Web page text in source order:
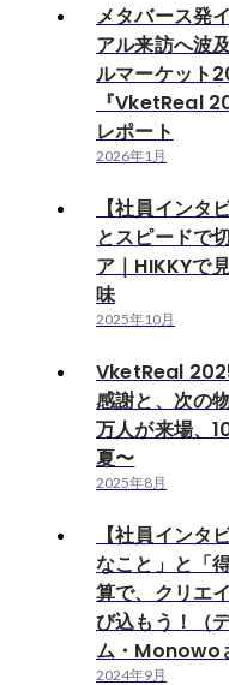
メタバース発
アル来訪へ波
ルマーケット
『VketReal
レポート
2026年1月
【社員イン
とスピードで
ア｜HIKKYで
味
2025年10月
VketReal
感謝と、次の
万人が来場、
夏〜
2025年8月
【社員イン
なこと」と「
算で、クリエ
び込もう！（
ム・Monowo
2024年9月